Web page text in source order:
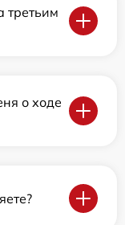
третьим
о ходе